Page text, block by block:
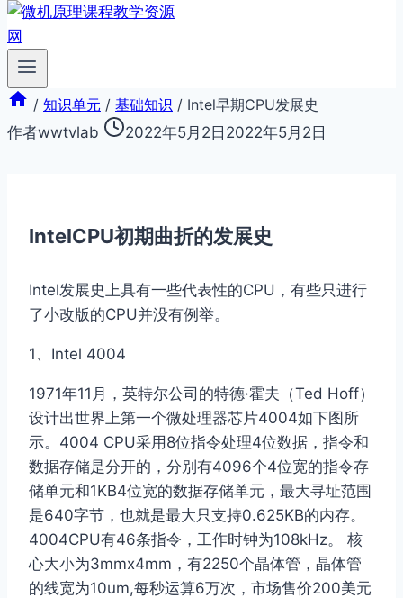
/ 知识单元 / 基础知识 / Intel早期CPU发展史
作者wwtvlab 2022年5月2日 2022年5月2日
IntelCPU初期曲折的发展史
Intel发展史上具有一些代表性的CPU，有些只进行
了小改版的CPU并没有例举。
1、Intel 4004
1971年11月，英特尔公司的特德·霍夫（Ted Hoff）
设计出世界上第一个微处理器芯片4004如下图所
示。4004 CPU采用8位指令处理4位数据，指令和
数据存储是分开的，分别有4096个4位宽的指令存
储单元和1KB4位宽的数据存储单元，最大寻址范围
是640字节，也就是最大只支持0.625KB的内存。
4004CPU有46条指令，工作时钟为108kHz。 核
心大小为3mmx4mm，有2250个晶体管，晶体管
的线宽为10um,每秒运算6万次，市场售价200美元